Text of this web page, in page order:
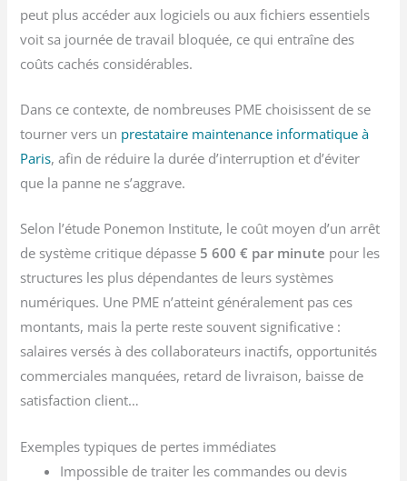
peut plus accéder aux logiciels ou aux fichiers essentiels
voit sa journée de travail bloquée, ce qui entraîne des
coûts cachés considérables.
Dans ce contexte, de nombreuses PME choisissent de se
tourner vers un prestataire maintenance informatique à
Paris, afin de réduire la durée d’interruption et d’éviter
que la panne ne s’aggrave.
Selon l’étude Ponemon Institute, le coût moyen d’un arrêt
de système critique dépasse 5 600 € par minute pour les
structures les plus dépendantes de leurs systèmes
numériques. Une PME n’atteint généralement pas ces
montants, mais la perte reste souvent significative :
salaires versés à des collaborateurs inactifs, opportunités
commerciales manquées, retard de livraison, baisse de
satisfaction client…
Exemples typiques de pertes immédiates
Impossible de traiter les commandes ou devis